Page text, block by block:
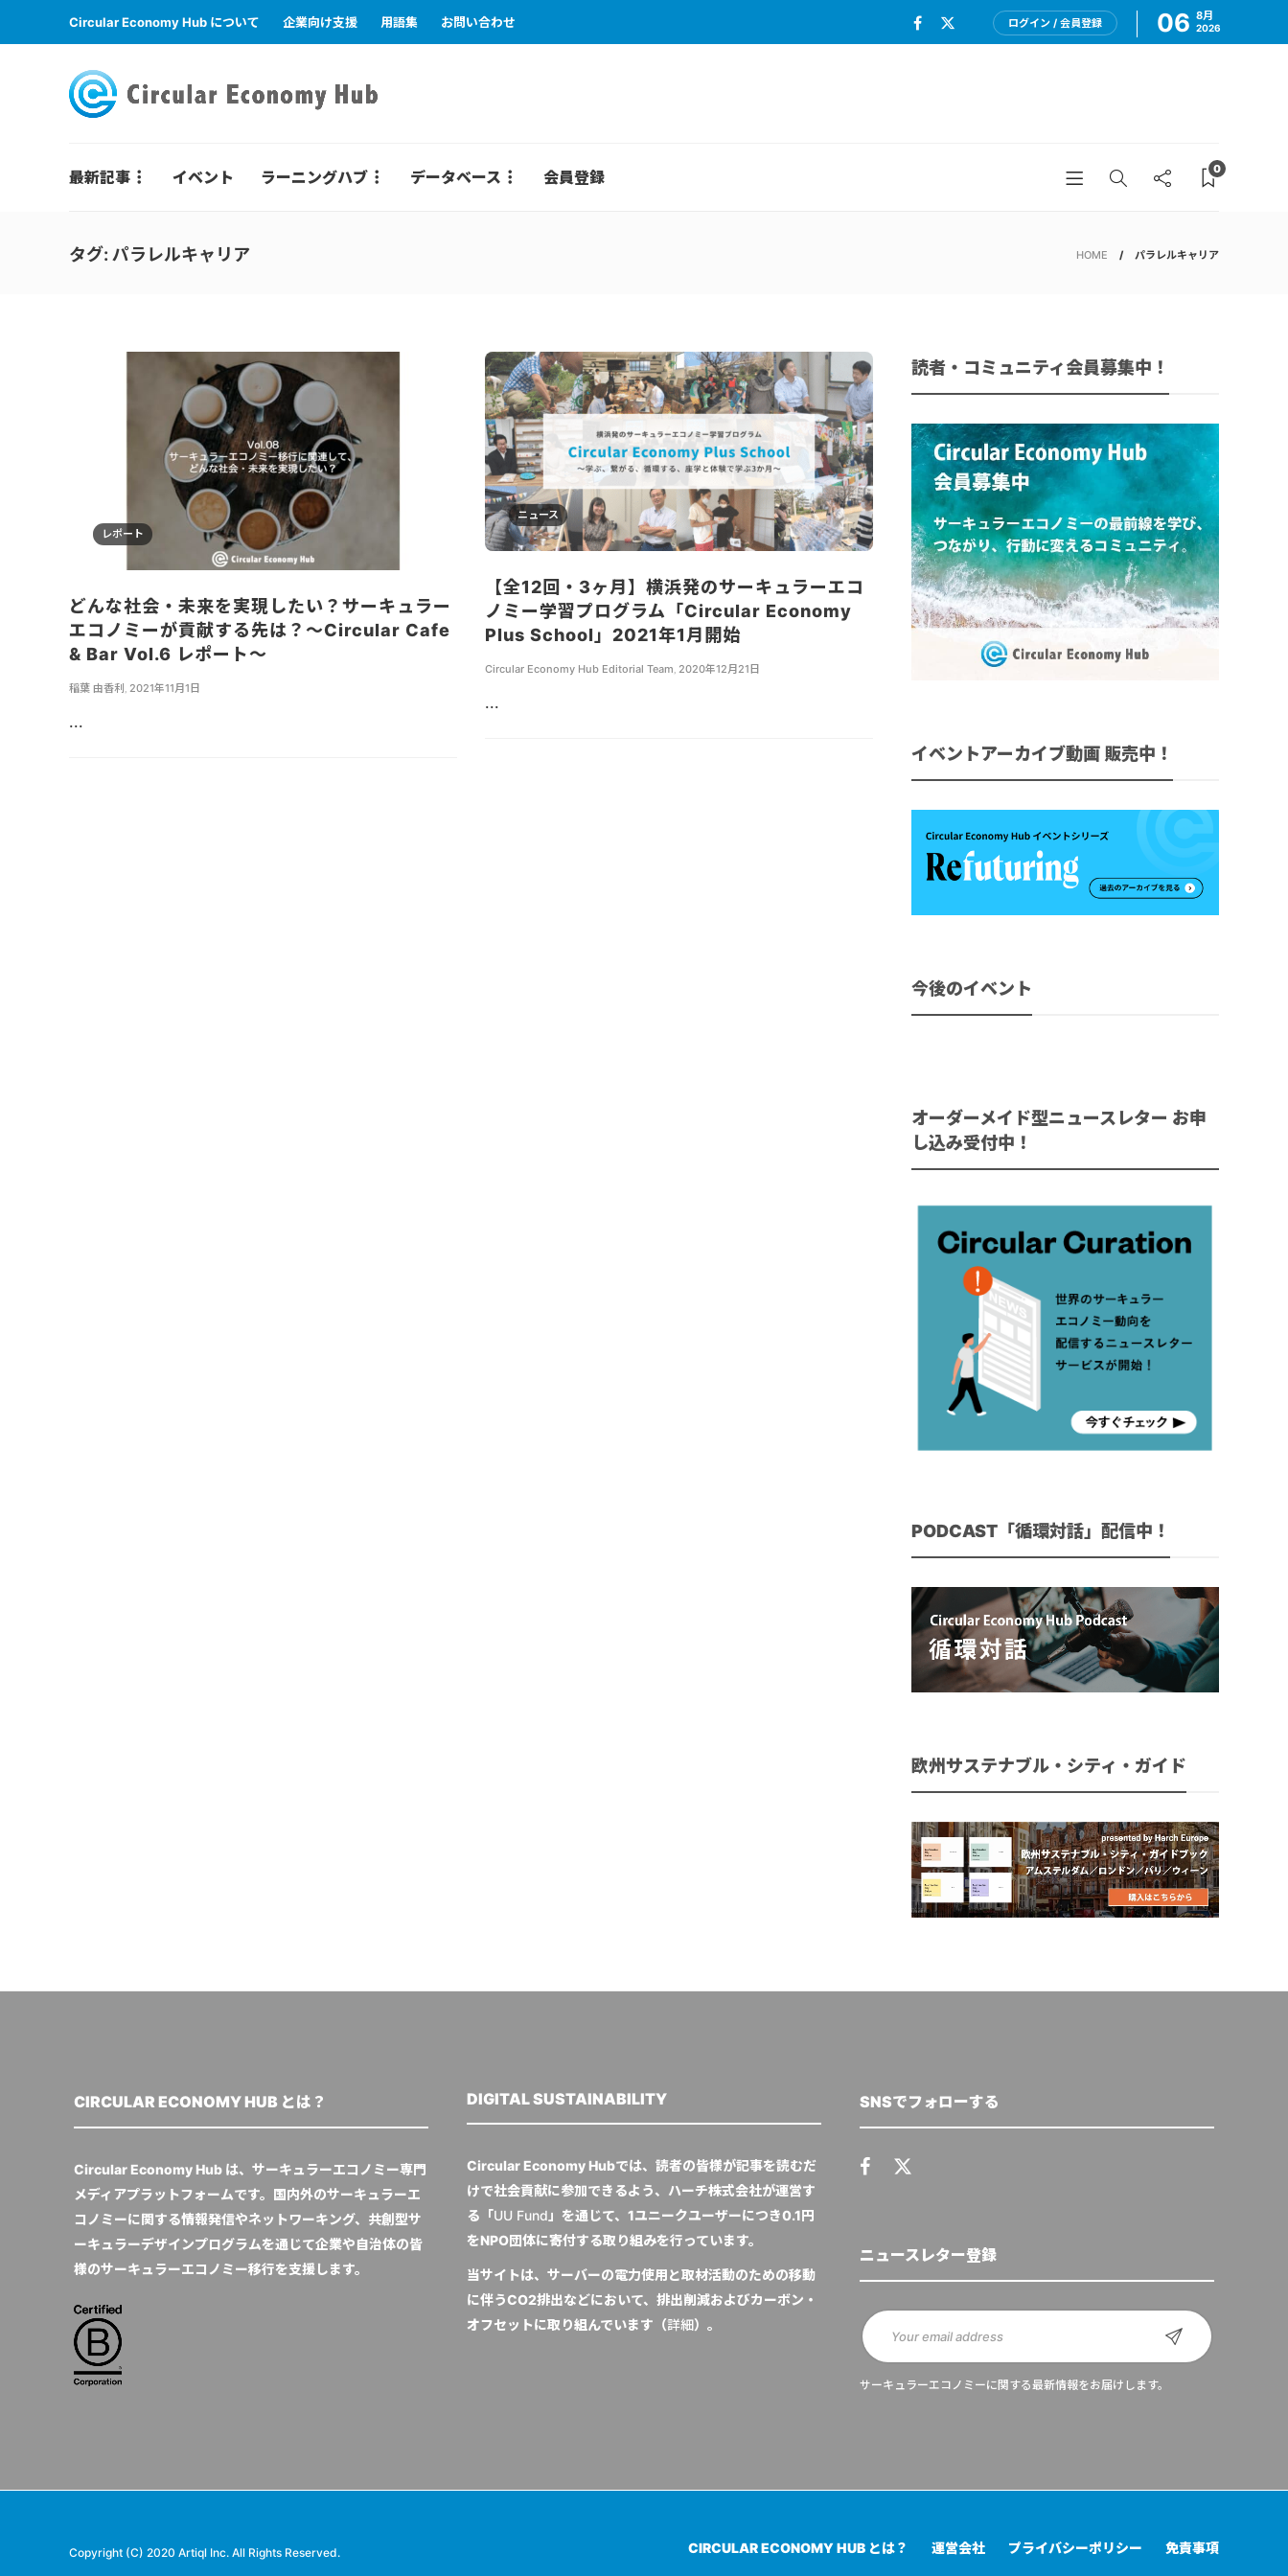
Circular Economy Hub について 企業向け支援 用語集 お問い合わせ ログイン / 会員登録 06 8月
2026
最新記事 イベント ラーニングハブ データベース 会員登録 0
タグ: パラレルキャリア HOME パラレルキャリア
レポート
どんな社会・未来を実現したい？サーキュラー
エコノミーが貢献する先は？〜Circular Cafe
& Bar Vol.6 レポート〜
稲葉 由香利 2021年11月1日
...
ニュース
【全12回・3ヶ月】横浜発のサーキュラーエコ
ノミー学習プログラム「Circular Economy
Plus School」2021年1月開始
Circular Economy Hub Editorial Team, 2020年12月21日
...
読者・コミュニティ会員募集中！
イベントアーカイブ動画 販売中！
今後のイベント
オーダーメイド型ニュースレター お申
し込み受付中！
PODCAST「循環対話」配信中！
欧州サステナブル・シティ・ガイド
CIRCULAR ECONOMY HUB とは？
Circular Economy Hub は、サーキュラーエコノミー専門
メディアプラットフォームです。国内外のサーキュラーエ
コノミーに関する情報発信やネットワーキング、共創型サ
ーキュラーデザインプログラムを通じて企業や自治体の皆
様のサーキュラーエコノミー移行を支援します。
DIGITAL SUSTAINABILITY
Circular Economy Hubでは、読者の皆様が記事を読むだ
けで社会貢献に参加できるよう、ハーチ株式会社が運営す
る「UU Fund」を通じて、1ユニークユーザーにつき0.1円
をNPO団体に寄付する取り組みを行っています。
当サイトは、サーバーの電力使用と取材活動のための移動
に伴うCO2排出などにおいて、排出削減およびカーボン・
オフセットに取り組んでいます（詳細）。
SNSでフォローする
ニュースレター登録
サーキュラーエコノミーに関する最新情報をお届けします。
Copyright (C) 2020 Artiql Inc. All Rights Reserved. CIRCULAR ECONOMY HUB とは？ 運営会社 プライバシーポリシー 免責事項